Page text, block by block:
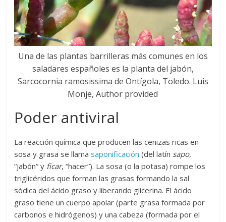
Una de las plantas barrilleras más comunes en los
saladares españoles es la planta del jabón,
Sarcocornia ramosissima de Ontígola, Toledo. Luis
Monje, Author provided
Poder antiviral
La reacción química que producen las cenizas ricas en
sosa y grasa se llamasaponificación (del latín sapo,
“jabón” y ficar, “hacer”). La sosa (o la potasa) rompe los
triglicéridos que forman las grasas formando la sal
sódica del ácido graso y liberando glicerina. El ácido
graso tiene un cuerpo apolar (parte grasa formada por
carbonos e hidrógenos) y una cabeza (formada por el